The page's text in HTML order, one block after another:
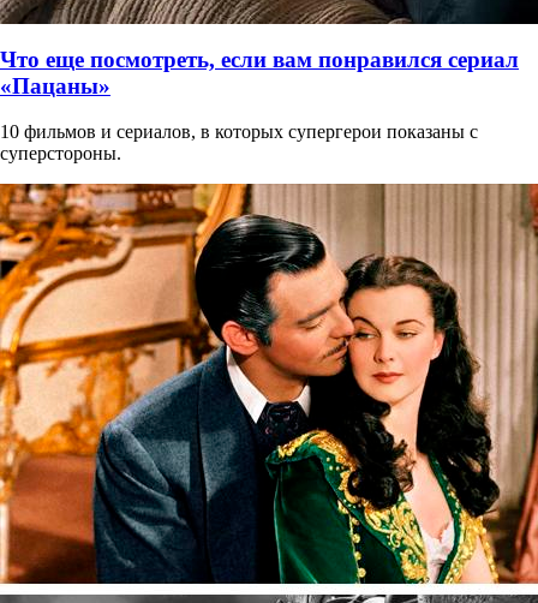
Что еще посмотреть, если вам понравился сериал
«Пацаны»
10 фильмов и сериалов, в которых супергерои показаны с
суперстороны.